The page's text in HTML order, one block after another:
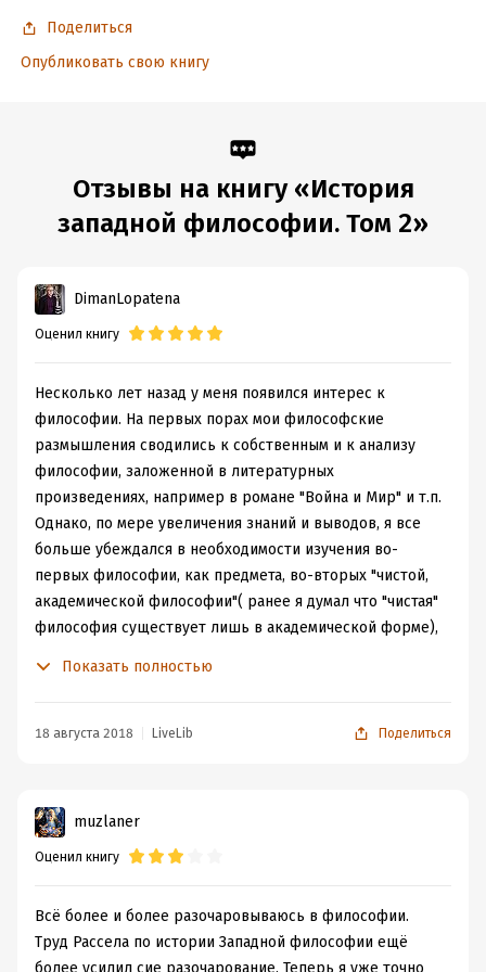
ISBN (EAN):9785171004286
Поделиться
Опубликовать свою книгу
Отзывы на книгу «История
западной философии. Том 2»
DimanLopatena
Оценил книгу
Несколько лет назад у меня появился интерес к
философии. На первых порах мои философские
размышления сводились к собственным и к анализу
философии, заложенной в литературных
произведениях, например в романе "Война и Мир" и т.п.
Однако, по мере увеличения знаний и выводов, я все
больше убеждался в необходимости изучения во-
первых философии, как предмета, во-вторых "чистой,
академической философии"( ранее я думал что "чистая"
философия существует лишь в академической форме),
данную работал, я не только приблизился к пониманию
В данной книге автор рассматривает исторический
контекст, в рамках которого возникали те или иные
философские течения, кратко излагает основные
собственной критикой этих работ. Автор - не зануда,
читать достаточно интересно, если читатель обладает
необходимыми историческими и литературными
Показать полностью
18 августа 2018 LiveLib Поделиться
muzlaner
Оценил книгу
Всё более и более разочаровываюсь в философии.
Труд Рассела по истории Западной философии ещё
более усилил сие разочарование. Теперь я уже точно